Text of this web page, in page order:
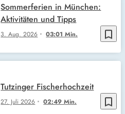
bookmark_border
3. Aug. 2026 03:01 Min.
Sommerferien in München:
Aktivitäten und Tipps
bookmark_border
27. Juli 2026 02:49 Min.
Tutzinger Fischerhochzeit